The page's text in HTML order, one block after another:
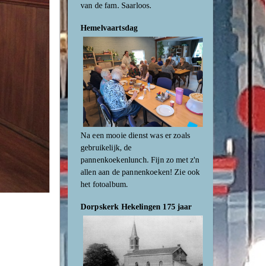
van de fam. Saarloos.
Hemelvaartsdag
Na een mooie dienst was er zoals
gebruikelijk, de
pannenkoekenlunch. Fijn zo met z'n
allen aan de pannenkoeken! Zie ook
het fotoalbum.
Dorpskerk Hekelingen 175 jaar